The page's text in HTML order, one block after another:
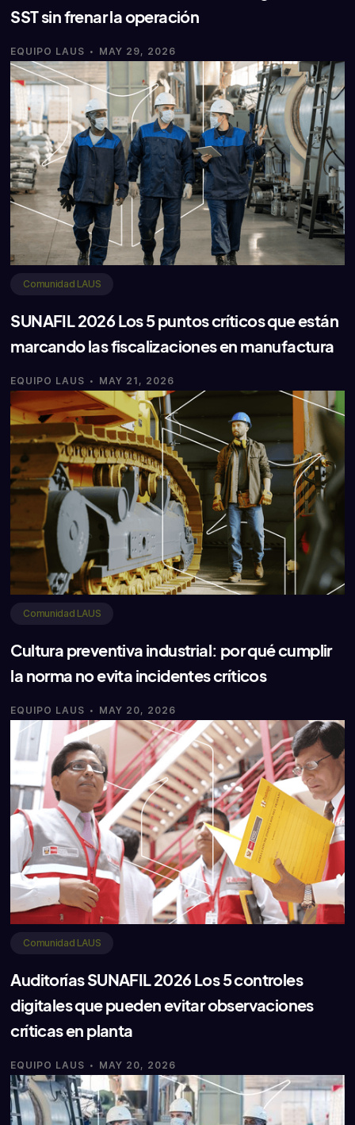
SST sin frenar la operación
EQUIPO LAUS · MAY 29, 2026
Comunidad LAUS
SUNAFIL 2026 Los 5 puntos críticos que están
marcando las fiscalizaciones en manufactura
EQUIPO LAUS · MAY 21, 2026
Comunidad LAUS
Cultura preventiva industrial: por qué cumplir
la norma no evita incidentes críticos
EQUIPO LAUS · MAY 20, 2026
Comunidad LAUS
Auditorías SUNAFIL 2026 Los 5 controles
digitales que pueden evitar observaciones
críticas en planta
EQUIPO LAUS · MAY 20, 2026